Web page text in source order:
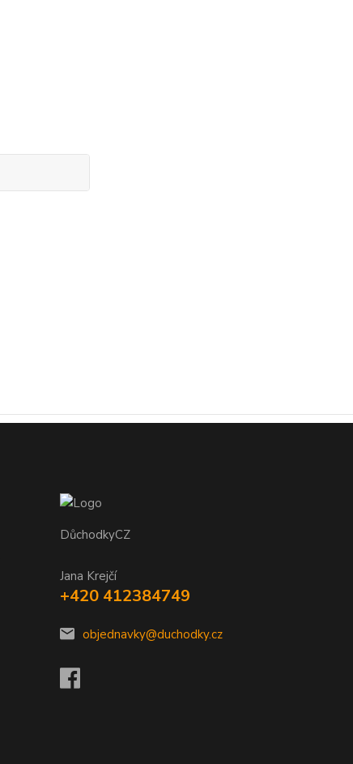
DůchodkyCZ
Jana Krejčí
+420 412384749
objednavky@duchodky.cz